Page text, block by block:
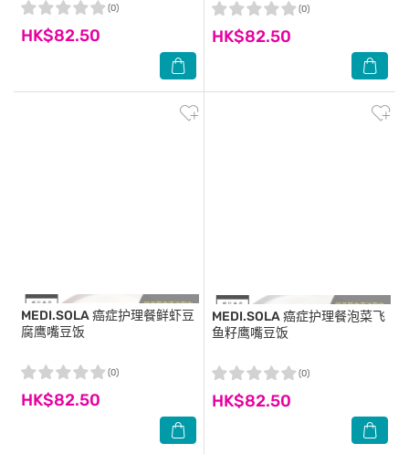
HK$82.50
(0)
HK$82.50
(0)
MEDI.SOLA癌症护理餐鲜虾豆
腐鹰嘴豆饭
HK$82.50
(0)
MEDI.SOLA癌症护理餐泡菜飞
鱼籽鹰嘴豆饭
HK$82.50
(0)